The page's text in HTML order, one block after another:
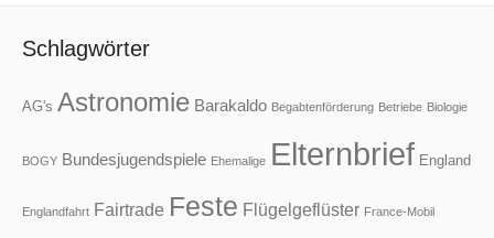
Schlagwörter
AG's Astronomie Barakaldo Begabtenförderung Betriebe Biologie
BOGY Bundesjugendspiele Ehemalige Elternbrief England
Englandfahrt Fairtrade Feste Flügelgeflüster France-Mobil